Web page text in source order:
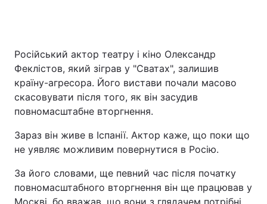
Російський актор театру і кіно Олександр
Феклістов, який зіграв у "Сватах", залишив
країну-агресора. Його вистави почали масово
скасовувати після того, як він засудив
повномасштабне вторгнення.
Зараз він живе в Іспанії. Актор каже, що поки що
не уявляє можливим повернутися в Росію.
За його словами, ще певний час після початку
повномасштабного вторгнення він ще працював у
Москві, бо вважав, що вони з глядачем потрібні